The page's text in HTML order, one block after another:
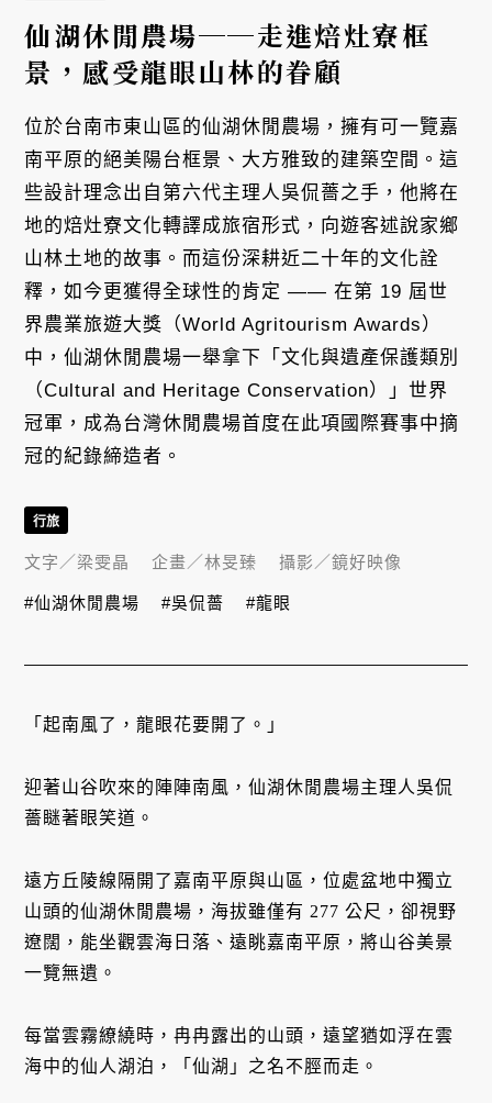
仙湖休閒農場──走進焙灶寮框
景，感受龍眼山林的眷顧
位於台南市東山區的仙湖休閒農場，擁有可一覽嘉
南平原的絕美陽台框景、大方雅致的建築空間。這
些設計理念出自第六代主理人吳侃薔之手，他將在
地的焙灶寮文化轉譯成旅宿形式，向遊客述說家鄉
山林土地的故事。而這份深耕近二十年的文化詮
釋，如今更獲得全球性的肯定 —— 在第 19 屆世
界農業旅遊大獎（World Agritourism Awards）
中，仙湖休閒農場一舉拿下「文化與遺產保護類別
（Cultural and Heritage Conservation）」世界
冠軍，成為台灣休閒農場首度在此項國際賽事中摘
冠的紀錄締造者。
「起南風了，龍眼花要開了。」
迎著山谷吹來的陣陣南風，仙湖休閒農場主理人吳侃
薔瞇著眼笑道。
遠方丘陵線隔開了嘉南平原與山區，位處盆地中獨立
山頭的仙湖休閒農場，海拔雖僅有 277 公尺，卻視野
遼闊，能坐觀雲海日落、遠眺嘉南平原，將山谷美景
一覽無遺。
每當雲霧繚繞時，冉冉露出的山頭，遠望猶如浮在雲
海中的仙人湖泊，「仙湖」之名不脛而走。
行旅
文字／梁雯晶 企畫／林旻臻 攝影／鏡好映像
#仙湖休閒農場 #吳侃薔 #龍眼